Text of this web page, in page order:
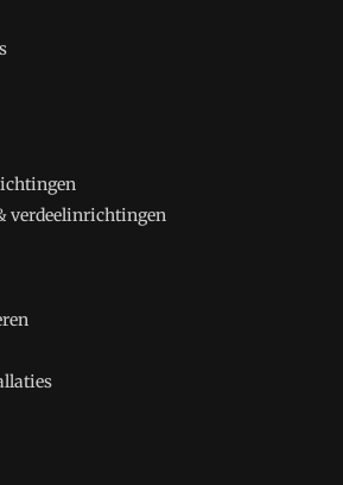
verdeelinrichtingen